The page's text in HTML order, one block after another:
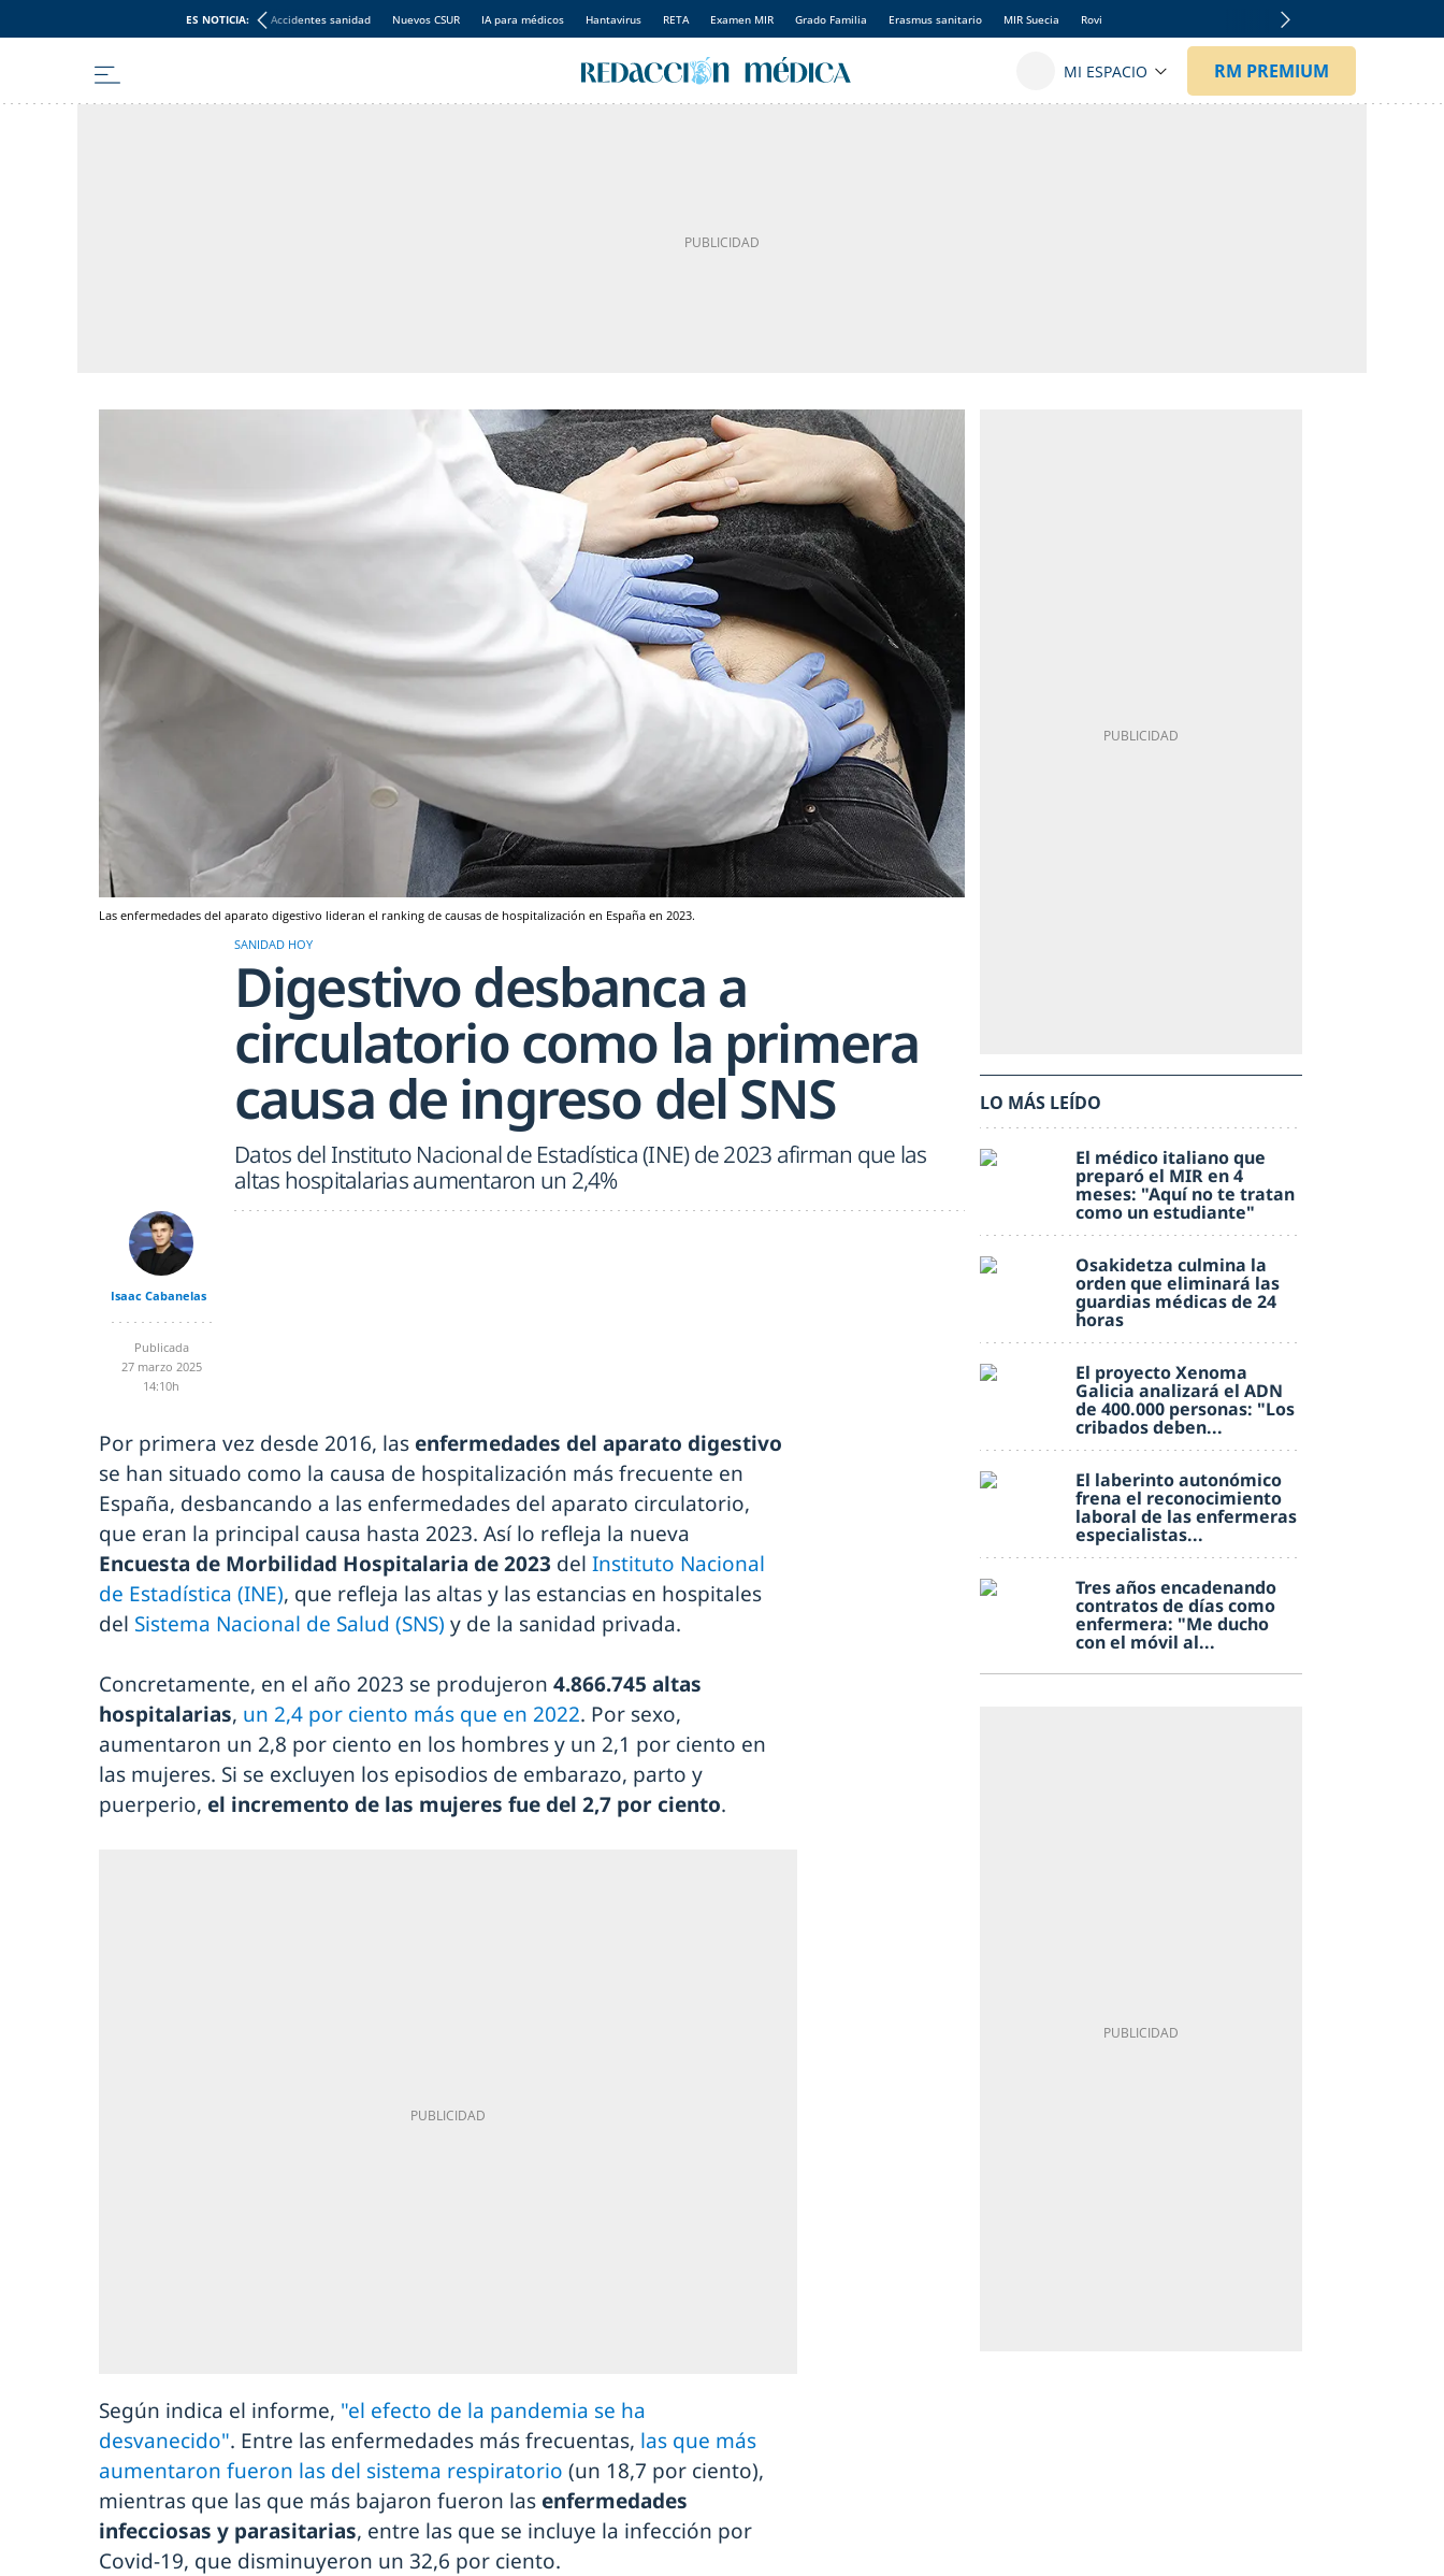
ES NOTICIA: Accidentes sanidad Nuevos CSUR IA para médicos Hantavirus RETA Examen MIR Grado Familia Erasmus sanitario MIR Suecia Rovi
Las enfermedades del aparato digestivo lideran el ranking de causas de hospitalización en España en 2023.
SANIDAD HOY
Digestivo desbanca a
circulatorio como la primera
causa de ingreso del SNS
Datos del Instituto Nacional de Estadística (INE) de 2023 afirman que las
altas hospitalarias aumentaron un 2,4%
Isaac Cabanelas
Publicada
27 marzo 2025
14:10h
Por primera vez desde 2016, las enfermedades del aparato digestivo
se han situado como la causa de hospitalización más frecuente en
España, desbancando a las enfermedades del aparato circulatorio,
que eran la principal causa hasta 2023. Así lo refleja la nueva
Encuesta de Morbilidad Hospitalaria de 2023 del Instituto Nacional
de Estadística (INE), que refleja las altas y las estancias en hospitales
del Sistema Nacional de Salud (SNS) y de la sanidad privada.
Concretamente, en el año 2023 se produjeron 4.866.745 altas
hospitalarias, un 2,4 por ciento más que en 2022. Por sexo,
aumentaron un 2,8 por ciento en los hombres y un 2,1 por ciento en
las mujeres. Si se excluyen los episodios de embarazo, parto y
puerperio, el incremento de las mujeres fue del 2,7 por ciento.
Según indica el informe, "el efecto de la pandemia se ha
desvanecido". Entre las enfermedades más frecuentas, las que más
aumentaron fueron las del sistema respiratorio (un 18,7 por ciento),
mientras que las que más bajaron fueron las enfermedades
infecciosas y parasitarias, entre las que se incluye la infección por
Covid-19, que disminuyeron un 32,6 por ciento.
LO MÁS LEÍDO
El médico italiano que
preparó el MIR en 4
meses: "Aquí no te tratan
como un estudiante"
Osakidetza culmina la
orden que eliminará las
guardias médicas de 24
horas
El proyecto Xenoma
Galicia analizará el ADN
de 400.000 personas: "Los
cribados deben...
El laberinto autonómico
frena el reconocimiento
laboral de las enfermeras
especialistas...
Tres años encadenando
contratos de días como
enfermera: "Me ducho
con el móvil al...